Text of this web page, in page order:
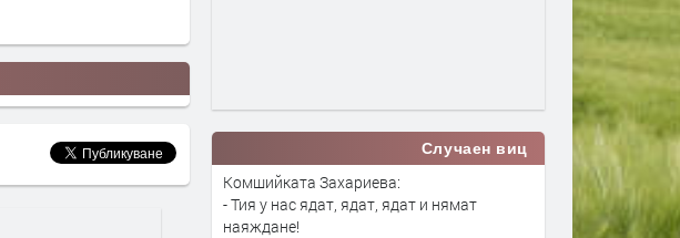
Случаен виц
Комшийката Захариева:
- Тия у нас ядат, ядат, ядат и нямат
наяждане!